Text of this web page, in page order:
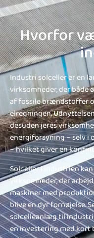
Hvorfor
Industri solceller er en
virksomheder, der
af fossile brændstoffer
elregningen.
desuden jeres
energiforsyning – selv i
– hvilket giver en
Solceller i industrien
virksomheder, der
maskiner med
blive en dyr fornøjelse.
solcelleanlæg til industri
en investering med